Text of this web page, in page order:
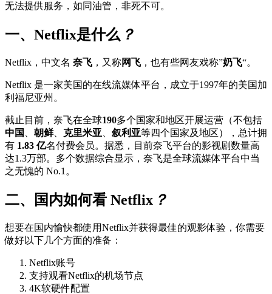
无法提供服务，如同油管，非死不可。
一、Netflix是什么 ？
Netflix，中文名 奈飞 ，又称网飞 ，也有些网友戏称”奶飞“。
Netflix 是一家美国的在线流媒体平台，成立于1997年的美国加
利福尼亚州。
截止目前，奈飞在全球190多个国家和地区开展运营（不包括
中国
朝鲜、 克里米亚 叙利亚等四个国家及地区），总计拥
有 1.83 亿名付费会员。据悉，目前奈飞平台的影视剧数量高
达1.3万部。多个数据综合显示，奈飞是全球流媒体平台中当
之无愧的 No.1。
二、国内如何看 Netflix ？
想要在国内愉快都使用Netflix并获得最佳的观影体验，你需要
做好以下几个方面的准备：
Netflix账号
支持观看Netflix的机场节点
4K软硬件配置